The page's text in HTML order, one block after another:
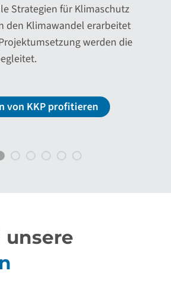
Wir unterstützen Sie dabei!
Fördermitteln, stellen
für die Ausschreibung und
an einen externen
Maßnahmen.
unsere